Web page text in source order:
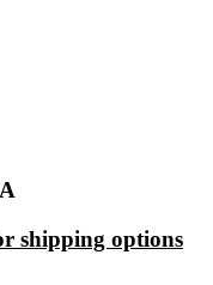
shipping options